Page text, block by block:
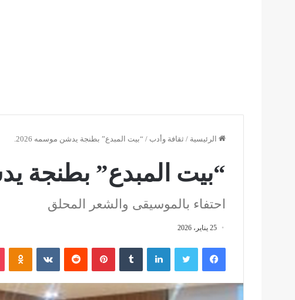
الرئيسية / ثقافة وأدب / “بيت المبدع” بطنجة يدشن موسمه 2026.
“بيت المبدع” بطنجة
احتفاء بالموسيقى والشعر المحلق
25 يناير، 2026
فيسبوك تويتر لينكدإن بينتيريست